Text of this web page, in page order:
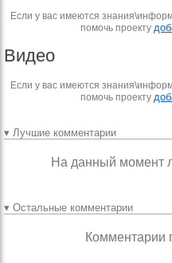
Если у вас имеются
помочь проекту
Видео
Если у вас имеются
помочь проекту
▾ Лучшие комментарии
На данный момент
▾ Остальные комментарии
Комментарии